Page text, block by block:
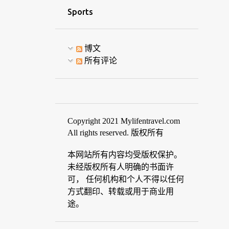
Sports
博文
所有评论
Copyright 2021 Mylifentravel.com
All rights reserved. 版权所有
本网站所有内容均受版权保护。
未经版权所有人明确的书面许
可， 任何机构和个人不得以任何
方式翻印、转载或用于商业用
途。